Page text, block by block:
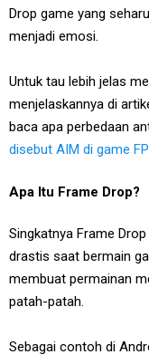
Drop game yang
menjadi emosi.
Untuk tau lebih jelas
menjelaskannya di
baca apa perbedaan
disebut AIM di game
Apa Itu Frame Drop?
Singkatnya Frame
drastis saat bermain
membuat permainan
patah-patah.
Sebagai contoh di